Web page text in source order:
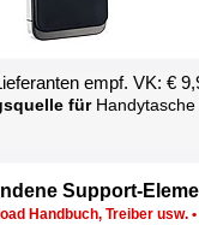
empf. VK: €
fürHan­dy­ta­sche
Sup­port-
Hand­buch, Trei­ber usw. •